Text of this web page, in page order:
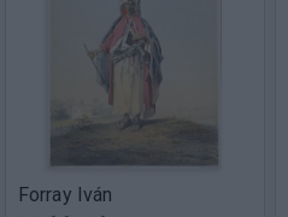
Forray Iván